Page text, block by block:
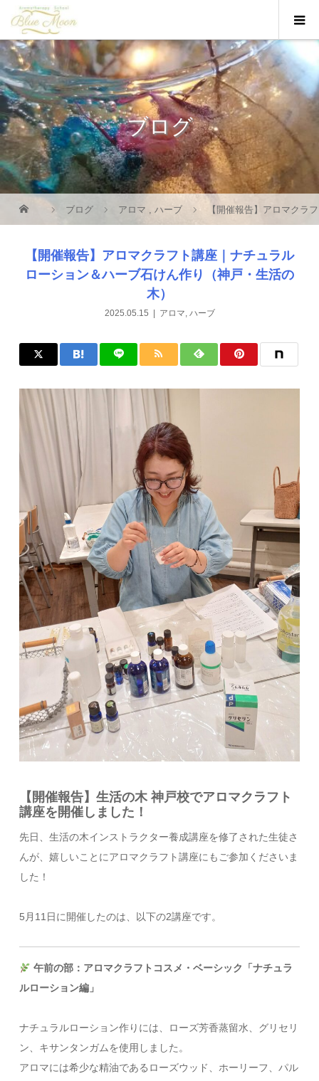
ブログ
ブログ アロマ ,ハーブ 【開催報告】アロマクラ
【開催報告】アロマクラフト講座｜ナチュラル
ローション＆ハーブ石けん作り（神戸・生活の
木）
2025.05.15 アロマ, ハーブ
【開催報告】生活の木 神戸校でアロマクラフト
講座を開催しました！
先日、生活の木インストラクター養成講座を修了された生徒さ
んが、嬉しいことにアロマクラフト講座にもご参加くださいま
した！
5月11日に開催したのは、以下の2講座です。
午前の部：アロマクラフトコスメ・ベーシック「ナチュラ
ルローション編」
ナチュラルローション作りには、ローズ芳香蒸留水、グリセリ
ン、キサンタンガムを使用しました。
アロマには希少な精油であるローズウッド、ホーリーフ、パル